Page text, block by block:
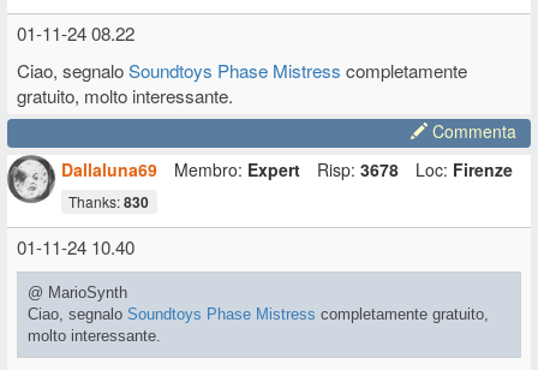
01-11-24 08.22
Ciao, segnaloSoundtoys Phase Mistress completamente
gratuito, molto interessante.
Commenta
Dallaluna69
Membro: Expert Risp: 3678 Loc: Firenze
Thanks:830
01-11-24 10.40
@ MarioSynth
Ciao, segnalo Soundtoys Phase Mistress completamente gratuito,
molto interessante.